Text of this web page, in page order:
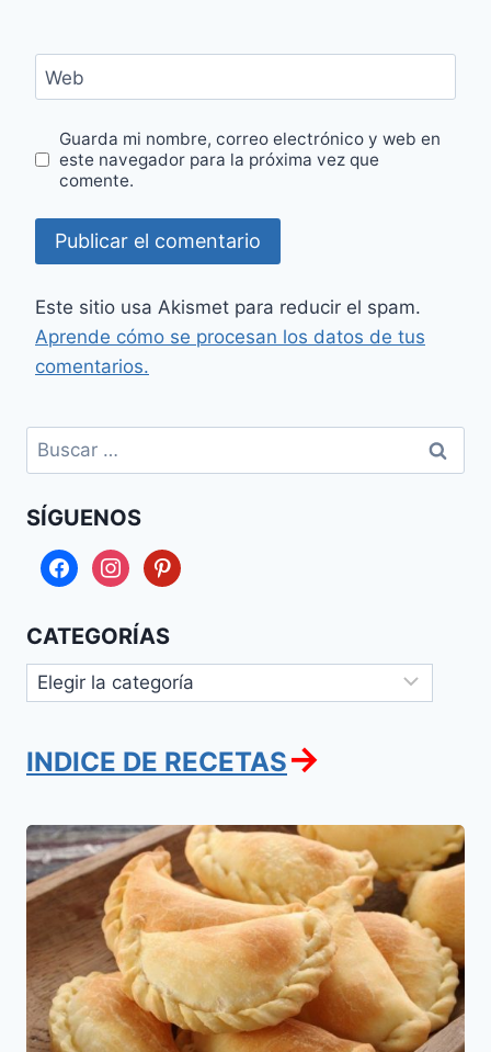
Web
Guarda mi nombre, correo electrónico y web en
este navegador para la próxima vez que
comente.
Este sitio usa Akismet para reducir el spam.
Aprende cómo se procesan los datos de tus
comentarios.
Buscar:
SÍGUENOS
facebookinstagrampinterest
CATEGORÍAS
Categorías
INDICE DE RECETAS→
Empanaditas
de
Atun